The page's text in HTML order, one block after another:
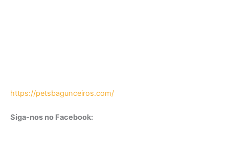
https://petsbagunceiros.com/
Siga-nos no Facebook: